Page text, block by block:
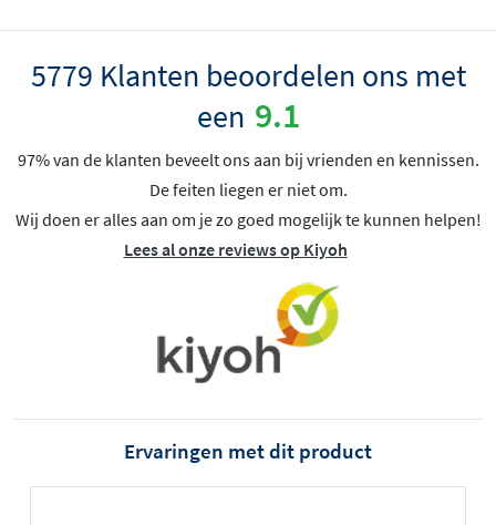
5779 Klanten beoordelen ons met
een 9.1
97% van de klanten beveelt ons aan bij vrienden en kennissen.
De feiten liegen er niet om.
Wij doen er alles aan om je zo goed mogelijk te kunnen helpen!
Lees al onze reviews op Kiyoh
Ervaringen met dit product